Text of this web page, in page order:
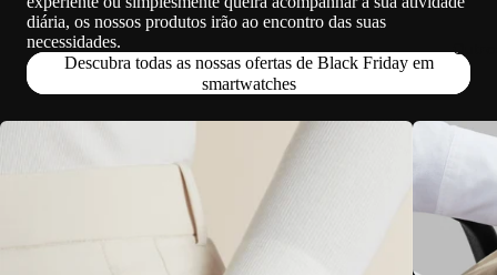
diária, os nossos produtos irão ao encontro das suas
necessidades.
Descubra todas as nossas ofertas de Black Friday em
smartwatches